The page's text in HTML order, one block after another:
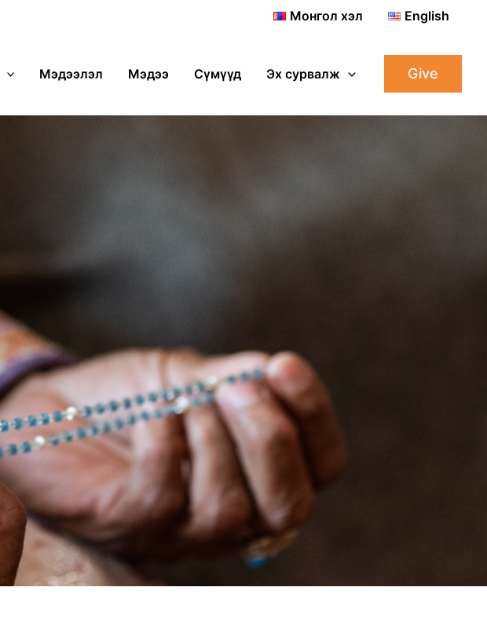
Монгол хэл English
Мэдээлэл Мэдээ Сүмүүд Эх сурвалж Give